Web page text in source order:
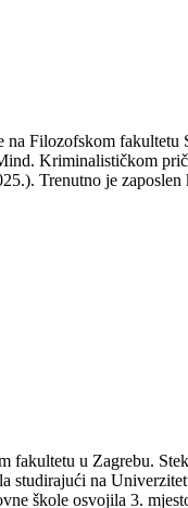
Filozofskom
Kriminalističkom
Trenutno je
u Zagrebu.
studirajući na
škole osvojila 3.